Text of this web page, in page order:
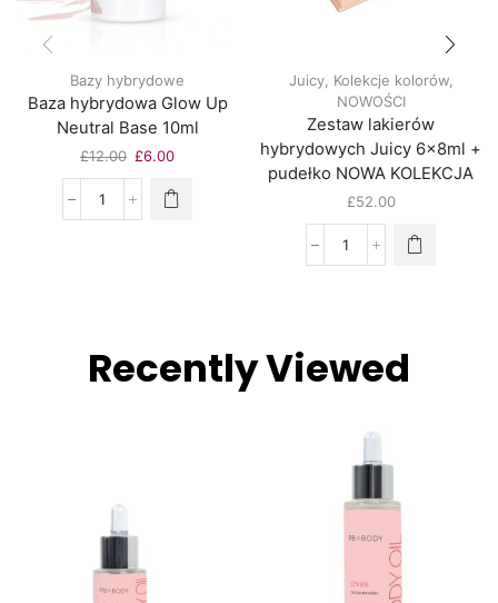
Bazy hybrydowe
Baza hybrydowa Glow Up
Neutral Base 10ml
£12.00 £6.00
Juicy, Kolekcje kolorów,
NOWOŚCI
Zestaw lakierów
hybrydowych Juicy 6x8ml +
pudełko NOWA KOLEKCJA
£52.00
Recently Viewed